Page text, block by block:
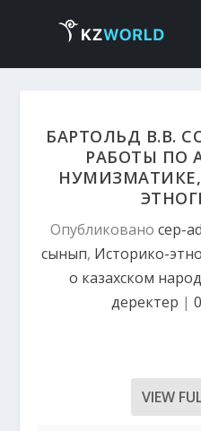
БАРТОЛЬД В.В.
РАБОТЫ ПО
Опубликовано cep-
сынып, Историко-
о казахском
деректер | 0
VIEW